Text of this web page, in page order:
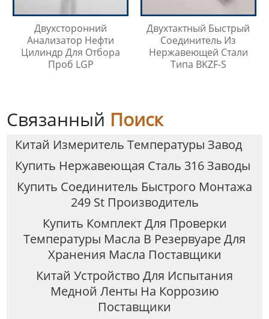
Двухсторонний
Анализатор Нефти
Цилиндр Для Отбора
Проб LGP
Двухтактный Быстрый
Соединитель Из
Нержавеющей Стали
Типа BKZF-S
Связанный Поиск
Китай Измеритель Температуры Завод
Купить Нержавеющая Сталь 316 Заводы
Купить Соединитель Быстрого Монтажа
249 St Производитель
Купить Комплект Для Проверки
Температуры Масла В Резервуаре Для
Хранения Масла Поставщики
Китай Устройство Для Испытания
Медной Ленты На Коррозию
Поставщики